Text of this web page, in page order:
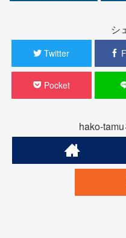
シ
Twitter
Pocket
hako-